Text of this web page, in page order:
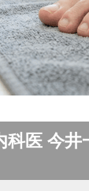
医 今井